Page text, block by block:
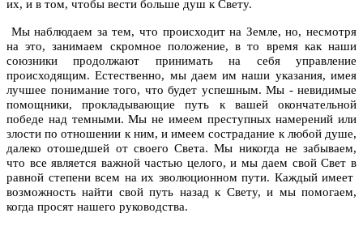
их, и в том, чтобы вести больше душ к Свету.
Мы наблюдаем за тем, что происходит на Земле, но, несмотря
на это, занимаем скромное положение, в то время как наши
союзники продолжают принимать на себя управление
происходящим. Естественно, мы даем им наши указания, имея
лучшее понимание того, что будет успешным. Мы - невидимые
помощники, прокладывающие путь к вашей окончательной
победе над темными. Мы не имеем преступных намерений или
злости по отношении к ним, и имеем сострадание к любой душе,
далеко отошедшей от своего Света. Мы никогда не забываем,
что все является важной частью целого, и мы даем свой Свет в
равной степени всем на их эволюционном пути. Каждый имеет
возможность найти свой путь назад к Свету, и мы помогаем,
когда просят нашего руководства.